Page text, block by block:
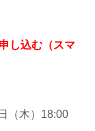
し込む（スマ
（木）18:00